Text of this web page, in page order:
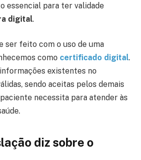
essencial para ter validade
digital.
ser feito com o uso de uma
como certificado digital.
existentes no
sendo aceitas pelos demais
necessita para atender às
diz sobre o